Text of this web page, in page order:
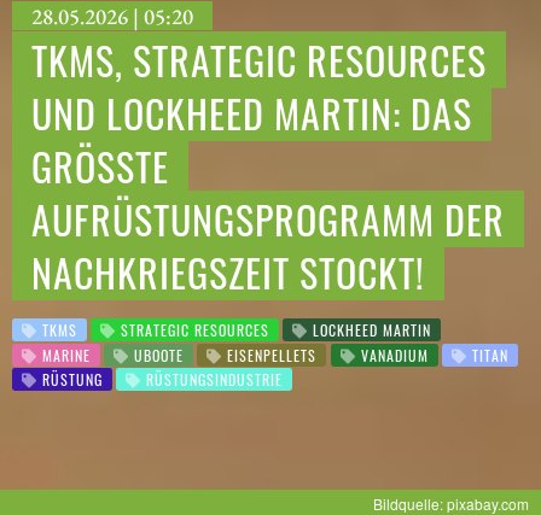
28.05.2026 | 05:20
TKMS, STRATEGIC RESOURCES
UND LOCKHEED MARTIN: DAS
GRÖSSTE A
UFRÜSTUNGSPROGRAMM DER N
ACHKRIEGSZEIT STOCKT!
TKMS STRATEGIC RESOURCES
LOCKHEED MARTIN
MARINE
UBOOTE EISENPELLETS VANADIUM
TITAN
RÜSTUNG
RÜSTUNGSINDUSTRIE
Bildquelle: pixabay.com